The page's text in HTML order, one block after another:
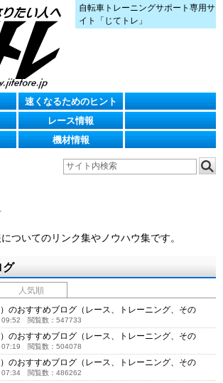
自転車トレーニングサポート専用サ
イト「じてトレ」
速くなるためのヒント
レース情報
機材情報
ついてのリンク集やノウハウ集です。
グ
人気順
のおすすめブログ（レース、トレーニング、その
09:52 閲覧数：547733
のおすすめブログ（レース、トレーニング、その
07:19 閲覧数：504078
のおすすめブログ（レース、トレーニング、その
07:34 閲覧数：486262